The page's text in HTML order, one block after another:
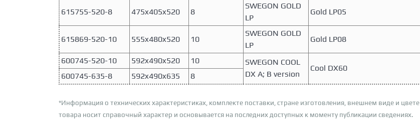
615755-520-8 475x405x520 8
SWEGON GOLD
LP
Gold LP05
615869-520-10 555x480x520 10
SWEGON GOLD
LP
Gold LP08
600745-520-10 592x490x520 10
SWEGON COOL
DX A; B version
Cool DX60
600745-635-8
592x490x635 8
*Информация о технических характеристиках, комплекте поставки, стране изготовления, внешнем виде и цвете
товара носит справочный характер и основывается на последних доступных к моменту публикации сведениях.